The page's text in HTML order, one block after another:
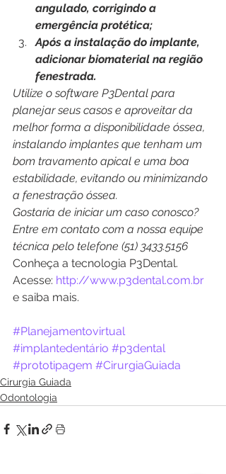
angulado, corrigindo a
emergência protética;
Após a instalação do implante,
adicionar biomaterial na região
fenestrada.
Utilize o software P3Dental para
planejar seus casos e aproveitar da
melhor forma a disponibilidade óssea,
instalando implantes que tenham um
bom travamento apical e uma boa
estabilidade, evitando ou minimizando
a fenestração óssea.
Gostaria de iniciar um caso conosco?
Entre em contato com a nossa equipe
técnica pelo telefone (51) 3433.5156
Conheça a tecnologia P3Dental.
Acesse: http://www.p3dental.com.br
e saiba mais.
#Planejamentovirtual
#implantedentário #p3dental
#prototipagem #CirurgiaGuiada
Cirurgia Guiada
Odontologia